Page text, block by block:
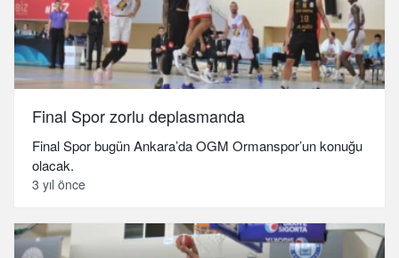
Final Spor zorlu deplasmanda
Final Spor bugün Ankara’da OGM Ormanspor’un konuğu
olacak.
3 yıl önce